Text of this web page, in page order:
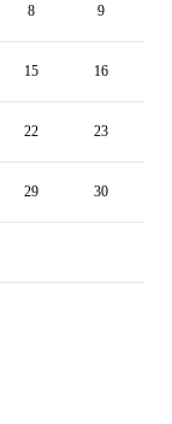
8 9
15 16
22 23
29 30